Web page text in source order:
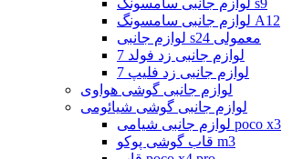
لوازم جانبی سامسونگ A12
لوازم جانبی s24 معمولی
لوازم جانبی زد فولد 7
لوازم جانبی زد فلیپ 7
لوازم جانبی گوشی هواوی
لوازم جانبی گوشی شیائومی
لوازم جانبی شیامی poco x3
قاب گوشی پوکو m3